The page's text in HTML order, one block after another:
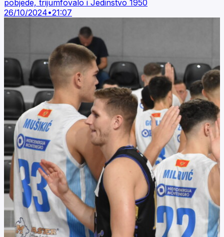
pobjede, trijumfovalo i Jedinstvo 1950
26/10/2024•21:07